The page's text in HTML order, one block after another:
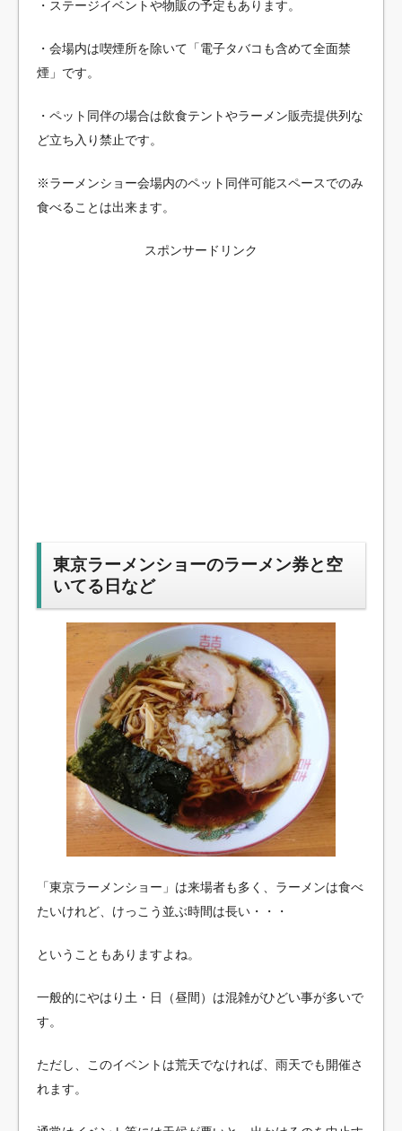
・ステージイベントや物販の予定もあります。
・会場内は喫煙所を除いて「電子タバコも含めて全面禁
煙」です。
・ペット同伴の場合は飲食テントやラーメン販売提供列な
ど立ち入り禁止です。
※ラーメンショー会場内のペット同伴可能スペースでのみ
食べることは出来ます。
スポンサードリンク
東京ラーメンショーのラーメン券と空
いてる日など
「東京ラーメンショー」は来場者も多く、ラーメンは食べ
たいけれど、けっこう並ぶ時間は長い・・・
ということもありますよね。
一般的にやはり土・日（昼間）は混雑がひどい事が多いで
す。
ただし、このイベントは荒天でなければ、雨天でも開催さ
れます。